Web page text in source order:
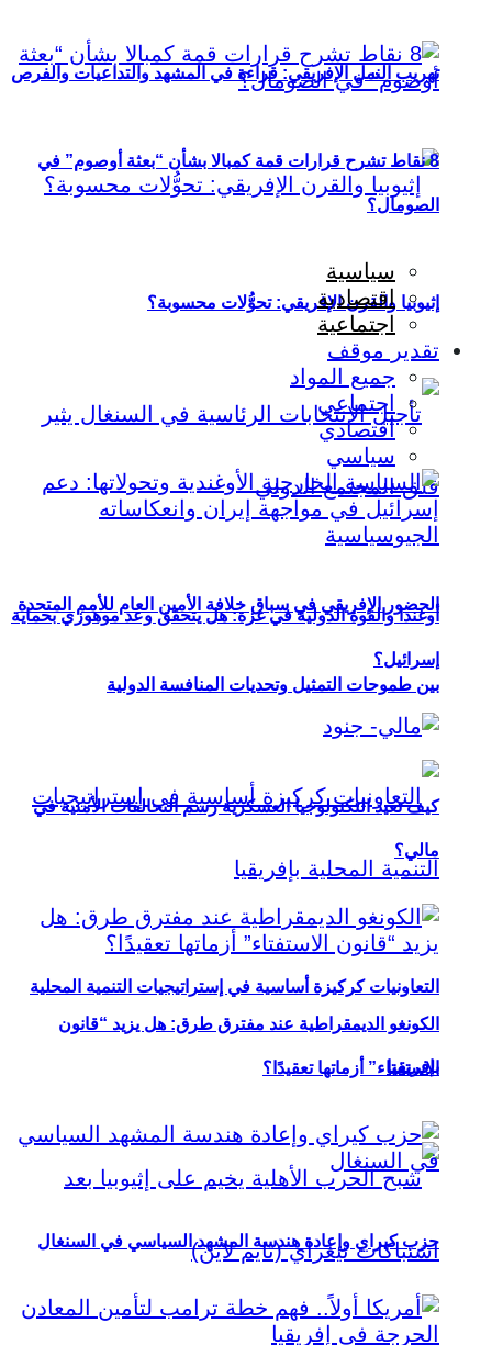
تهريب النمل الإفريقي: قراءة في المشهد والتداعيات والفرص
إثيوبيا والقرن الإفريقي: تحوُّلات محسوبة؟
الحضور الإفريقي في سباق خلافة الأمين العام للأمم المتحدة
بين طموحات التمثيل وتحديات المنافسة الدولية
التعاونيات كركيزة أساسية في إستراتيجيات التنمية المحلية
بإفريقيا
8 نقاط تشرح قرارات قمة كمبالا بشأن “بعثة أوصوم” في
الصومال؟
سياسية
اقتصادية
اجتماعية
تقدير موقف
جميع المواد
اجتماعي
اقتصادي
سياسي
أوغندا والقوة الدولية في غزة: هل يتحقق وعد موهوزي بحماية
إسرائيل؟
كيف تعيد التكنولوجيا العسكرية رسم التحالفات الأمنية في
مالي؟
الكونغو الديمقراطية عند مفترق طرق: هل يزيد “قانون
الاستفتاء” أزماتها تعقيدًا؟
حزب كيراي وإعادة هندسة المشهد السياسي في السنغال